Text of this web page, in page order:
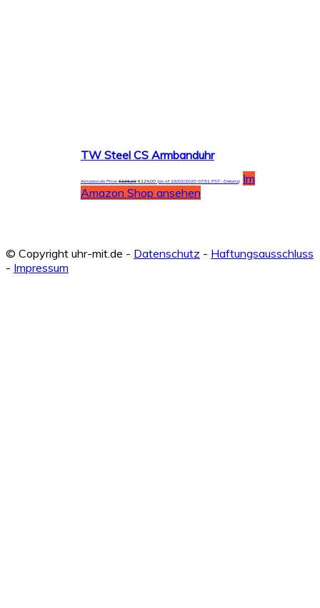
TW Steel CS Armbanduhr
Amazon.de Price:€135,10 €129,00(as of 18/03/2020 07:51 PST- Details)
Im
Amazon Shop ansehen
© Copyright uhr-mit.de - Datenschutz - Haftungsausschluss
- Impressum